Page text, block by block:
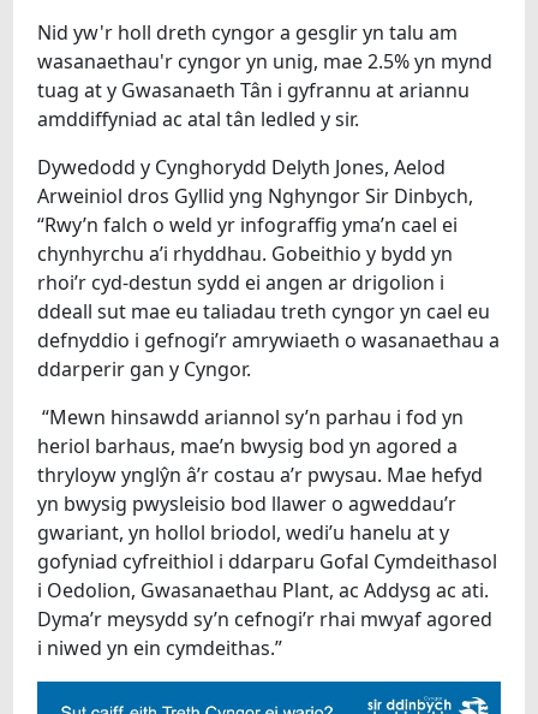
Nid yw'r holl dreth cyngor a gesglir yn talu am
wasanaethau'r cyngor yn unig, mae 2.5% yn mynd
tuag at y Gwasanaeth Tân i gyfrannu at ariannu
amddiffyniad ac atal tân ledled y sir.
Dywedodd y Cynghorydd Delyth Jones, Aelod
Arweiniol dros Gyllid yng Nghyngor Sir Dinbych,
“Rwy’n falch o weld yr infograffig yma’n cael ei
chynhyrchu a’i rhyddhau. Gobeithio y bydd yn
rhoi’r cyd-destun sydd ei angen ar drigolion i
ddeall sut mae eu taliadau treth cyngor yn cael eu
defnyddio i gefnogi’r amrywiaeth o wasanaethau a
ddarperir gan y Cyngor.
“Mewn hinsawdd ariannol sy’n parhau i fod yn
heriol barhaus, mae’n bwysig bod yn agored a
thryloyw ynglŷn â’r costau a’r pwysau. Mae hefyd
yn bwysig pwysleisio bod llawer o agweddau’r
gwariant, yn hollol briodol, wedi’u hanelu at y
gofyniad cyfreithiol i ddarparu Gofal Cymdeithasol
i Oedolion, Gwasanaethau Plant, ac Addysg ac ati.
Dyma’r meysydd sy’n cefnogi’r rhai mwyaf agored
i niwed yn ein cymdeithas.”